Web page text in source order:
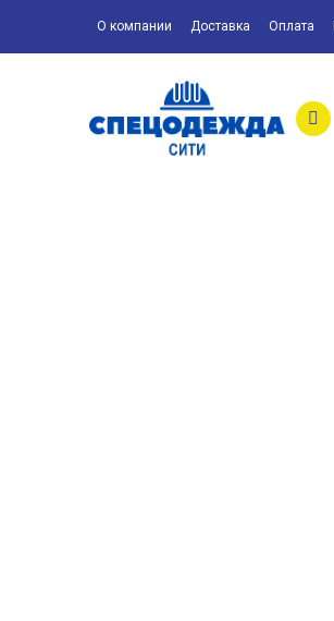
О компании Доставка Оплата